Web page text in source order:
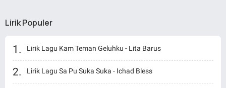
Lirik Populer
Lirik Lagu Kam Teman Geluhku - Lita Barus
Lirik Lagu Sa Pu Suka Suka - Ichad Bless